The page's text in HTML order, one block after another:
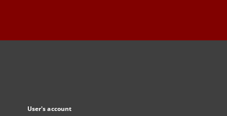
User's account